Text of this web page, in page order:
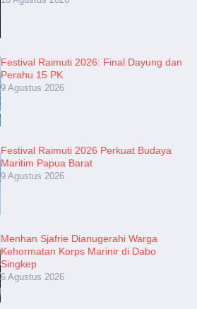
Festival Raimuti 2026: Final Dayung dan
Perahu 15 PK
9 Agustus 2026
Festival Raimuti 2026 Perkuat Budaya
Maritim Papua Barat
9 Agustus 2026
Menhan Sjafrie Dianugerahi Warga
Kehormatan Korps Marinir di Dabo
Singkep
6 Agustus 2026